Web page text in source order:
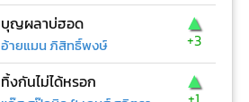
บุญผลาบ่ฮอด
อ้ายแมน ภิสิทธิ์พงษ์
▲
+3
ทิ้งกันไม่ได้หรอก ▲